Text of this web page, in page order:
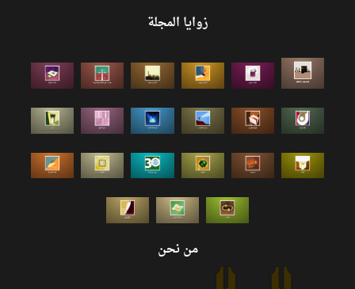
زوايا المجلة
من نحن